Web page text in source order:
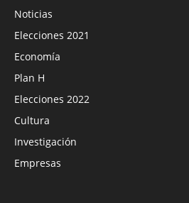
Noticias
Elecciones 2021
Economía
Plan H
Elecciones 2022
Cultura
Investigación
Empresas